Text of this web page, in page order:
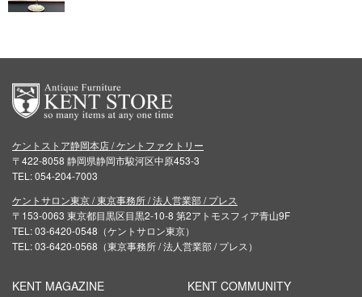
ケントストア静岡本店 / ケントファクトリー
〒422-8058 静岡県静岡市駿河区中原453-3
TEL: 054-204-7003
ケントサロン東京 / 東京事務所 / 法人営業部 / プレス
〒153-0063 東京都目黒区目黒2-10-8 第2アトモスフィア青山9F
TEL: 03-6420-0548（ケントサロン東京）
TEL: 03-6420-0568（東京事務所 / 法人営業部 / プレス）
KENT MAGAZINE KENT COMMUNITY